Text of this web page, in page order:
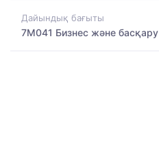
Дайындық бағыты
7M041 Бизнес және басқару